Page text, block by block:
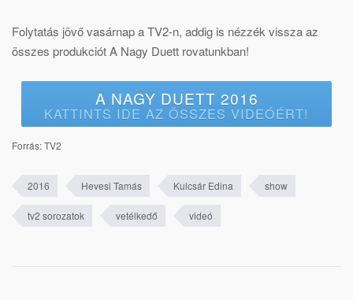
Folytatás jövő vasárnap a TV2-n, addig is nézzék vissza az
összes produkciót A Nagy Duett rovatunkban!
A NAGY DUETT 2016
KATTINTS IDE AZ ÖSSZES VIDEÓÉRT!
Forrás: TV2
2016 Hevesi Tamás Kulcsár Edina show
tv2 sorozatok vetélkedő videó